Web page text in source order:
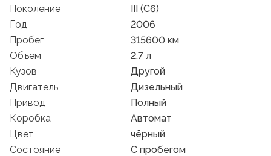
Поколение
III (C6)
Год
2006
Пробег
315600 км
Объем
2.7 л
Кузов
Другой
Двигатель
Дизельный
Привод
Полный
Коробка
Автомат
Цвет
чёрный
Состояние
C пробегом